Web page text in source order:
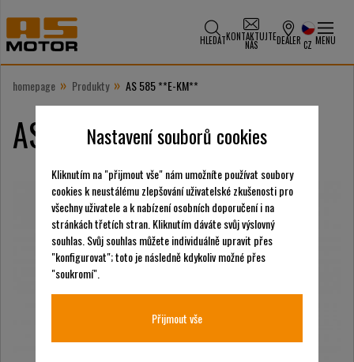
HLEDATKONTAKTUJTE
NÁS DEALER CZ MENU
homepage » Produkty » AS 585 **E-KM**
AS 585EKM
Nastavení souborů cookies
Kliknutím na "přijmout vše" nám umožníte používat soubory
cookies k neustálému zlepšování uživatelské zkušenosti pro
všechny uživatele a k nabízení osobních doporučení i na
stránkách třetích stran. Kliknutím dáváte svůj výslovný
souhlas. Svůj souhlas můžete individuálně upravit přes
"konfigurovat"; toto je následně kdykoliv možné přes
"soukromí".
Přijmout vše